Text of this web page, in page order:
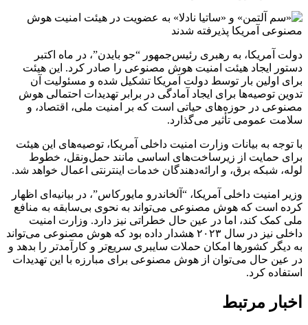
دولت آمریکا، به رهبری رئیس‌جمهور “جو بایدن”، در ماه اکتبر
دستور ایجاد هیئت امنیت هوش مصنوعی را صادر کرد. این هیئت
برای اولین بار توسط دولت آمریکا تشکیل شده و مسئولیت آن
تدوین توصیه‌ها برای ایجاد آمادگی در برابر تهدیدات احتمالی هوش
مصنوعی در حوزه‌های حیاتی است که بر امنیت ملی، اقتصاد، و
سلامت عمومی تأثیر می‌گذارد.
با توجه به بیانات وزارت امنیت داخلی آمریکا، توصیه‌های این هیئت
برای حمایت از زیرساخت‌های اساسی مانند حمل‌ونقل، خطوط
لوله، شبکه برق، و ارائه‌دهندگان خدمات اینترنتی اعمال خواهد شد.
وزیر امنیت داخلی آمریکا، “آلخاندرو مایورکاس”، در بیانیه‌ای اظهار
کرده است که هوش مصنوعی می‌تواند به نحوی بی‌سابقه به منافع
ملی کمک کند، اما در عین حال خطراتی نیز دارد. وزارت امنیت
داخلی نیز در سال ۲۰۲۳ هشدار داده بود که هوش مصنوعی می‌تواند
به دیگر کشورها امکان حملات سایبری سریع‌تر و کارآمدتر را بدهد و
در عین حال می‌توان از هوش مصنوعی برای مبارزه با این تهدیدات
استفاده کرد.
اخبار مرتبط